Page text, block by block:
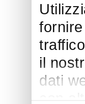
il
dati